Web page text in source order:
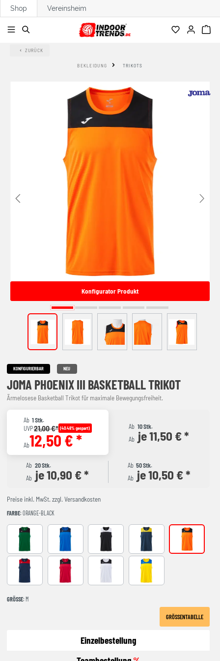
springen
Shop Vereinsheim
ZURÜCK
BEKLEIDUNG TRIKOTS
Konfigurator Produkt
KONFIGURIERBAR NEU
JOMA PHOENIX III BASKETBALL TRIKOT
Ärmelosese Basketball Trikot für maximale Bewegungsfreiheit.
Ab 1 Stk.
UVP21,00 €* (40.48% gespart)
Ab12,50 € *
Ab 10 Stk.
Ab je 11,50 € *
Ab 20 Stk.
Ab je 10,90 € *
Ab 50 Stk.
Ab je 10,50 € *
Preise inkl. MwSt. zzgl. Versandkosten
FARBE: ORANGE-BLACK
GREEEN-BLACK ROYAL-NAVY black-white NAVY-YELLOW ORANGE-
NAVY-RED RED-BLACK YELLOW-ROYAL
GRÖSSE : M
GRÖSSENTABELLE
Einzelbestellung